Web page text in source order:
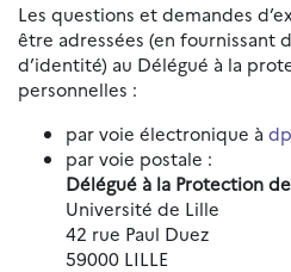
Les questions et demandes
être adressées (en fournissant
d’identité) au Délégué à la
personnelles :
par voie électronique à
par voie postale :
Délégué à la Protection
Université de Lille
42 rue Paul Duez
59000 LILLE